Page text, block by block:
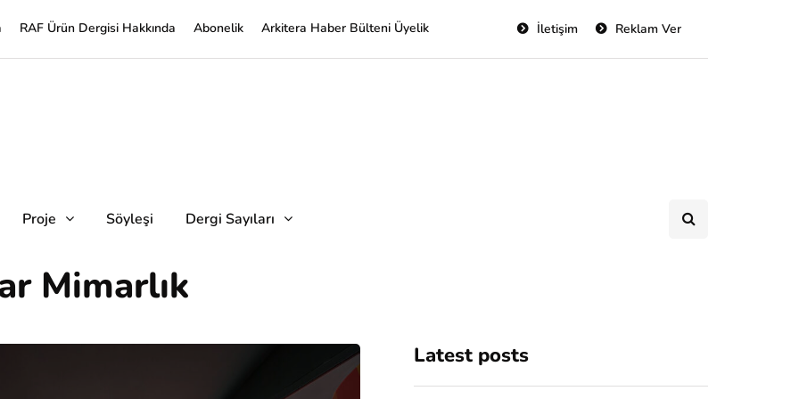
RAF Ürün Dergisi Hakkında Abonelik Arkitera Haber Bülteni Üyelik Reklam Ver
İletişim
Proje Söyleşi Dergi Sayıları
Mimarlık
Latest posts